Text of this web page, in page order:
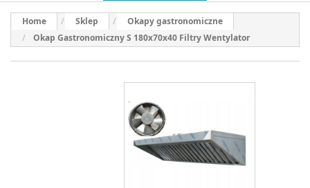
Home Sklep
Okapy gastronomiczne
Okap Gastronomiczny S 180x70x40 Filtry Wentylator